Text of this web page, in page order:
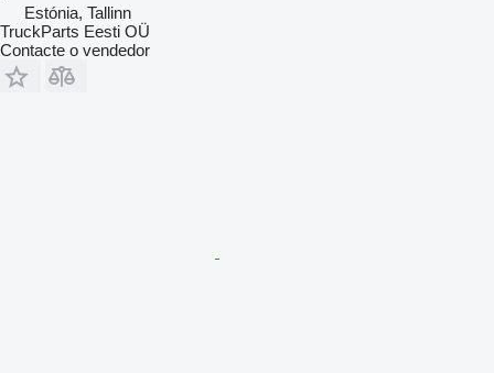
Estónia, Tallinn
TruckParts Eesti OÜ
Contacte o vendedor